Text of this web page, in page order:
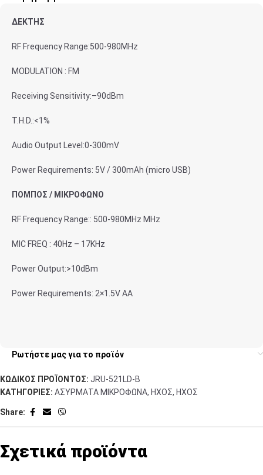
ΔΕΚΤΗΣ
RF Frequency Range:500-980MHz
MODULATION : FM
Receiving Sensitivity:–90dBm
T.H.D.:<1%
Audio Output Level:0-300mV
Power Requirements: 5V / 300mAh (micro USB)
ΠΟΜΠΟΣ / ΜΙΚΡΟΦΩΝΟ
RF Frequency Range:: 500-980MHz MHz
ΜΙC FREQ : 40Hz – 17KHz
Power Output:>10dBm
Power Requirements: 2×1.5V AA
Ρωτήστε μας για το προϊόν
ΚΩΔΙΚΌΣ ΠΡΟΪΌΝΤΟΣ: JRU-521LD-B
ΚΑΤΗΓΟΡΊΕΣ: ΑΣΎΡΜΑΤΑ ΜΙΚΡΌΦΩΝΑ, ΉΧΟΣ, ΉΧΟΣ
Share:
Σχετικά προϊόντα